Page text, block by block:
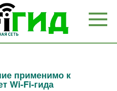
применимо к
Wi-Fi-гида